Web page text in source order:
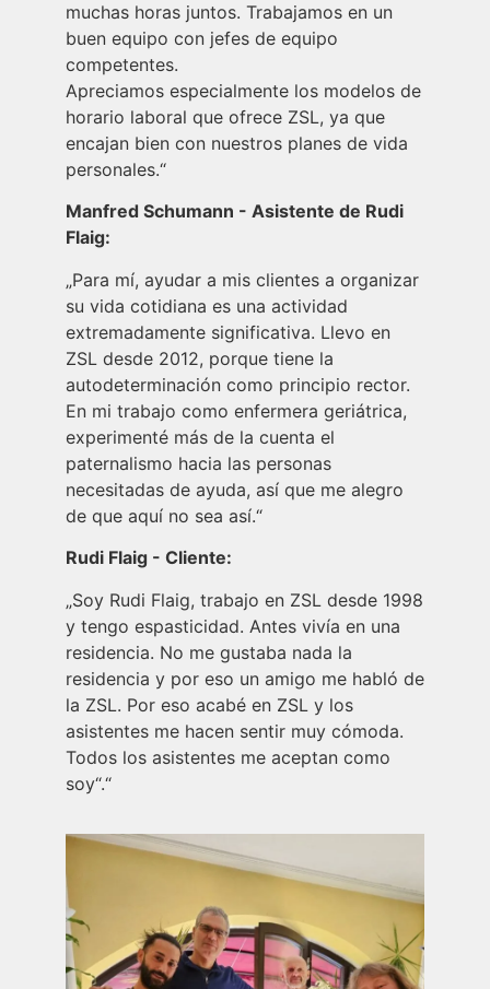
muchas horas juntos. Trabajamos en un
buen equipo con jefes de equipo
competentes.
Apreciamos especialmente los modelos de
horario laboral que ofrece ZSL, ya que
encajan bien con nuestros planes de vida
personales.“
Manfred Schumann - Asistente de Rudi
Flaig:
„Para mí, ayudar a mis clientes a organizar
su vida cotidiana es una actividad
extremadamente significativa. Llevo en
ZSL desde 2012, porque tiene la
autodeterminación como principio rector.
En mi trabajo como enfermera geriátrica,
experimenté más de la cuenta el
paternalismo hacia las personas
necesitadas de ayuda, así que me alegro
de que aquí no sea así.“
Rudi Flaig - Cliente:
„Soy Rudi Flaig, trabajo en ZSL desde 1998
y tengo espasticidad. Antes vivía en una
residencia. No me gustaba nada la
residencia y por eso un amigo me habló de
la ZSL. Por eso acabé en ZSL y los
asistentes me hacen sentir muy cómoda.
Todos los asistentes me aceptan como
soy“.“